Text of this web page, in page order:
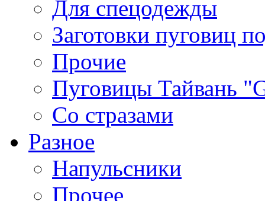
Для спецодежды
Заготовки пуговиц
Прочие
Пуговицы Тайвань
Со стразами
Разное
Напульсники
Прочее